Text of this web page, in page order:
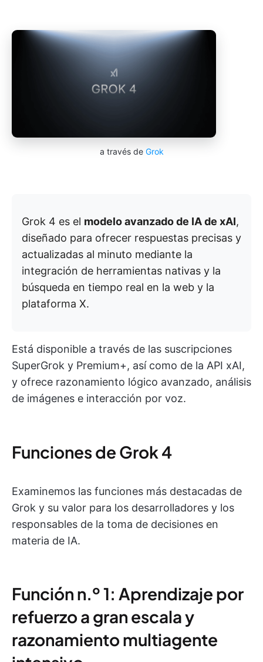
a través de Grok
Grok 4 es el modelo avanzado de IA de xAI,
diseñado para ofrecer respuestas precisas y
actualizadas al minuto mediante la
integración de herramientas nativas y la
búsqueda en tiempo real en la web y la
plataforma X.
Está disponible a través de las suscripciones
SuperGrok y Premium+, así como de la API xAI,
y ofrece razonamiento lógico avanzado, análisis
de imágenes e interacción por voz.
Funciones de Grok 4
Examinemos las funciones más destacadas de
Grok y su valor para los desarrolladores y los
responsables de la toma de decisiones en
materia de IA.
Función n.º 1: Aprendizaje por
refuerzo a gran escala y
razonamiento multiagente